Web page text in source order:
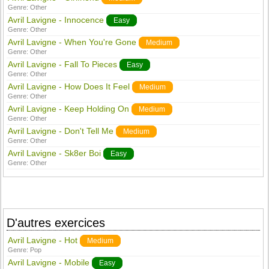
Genre:Other
Avril Lavigne - Innocence Easy
Genre:Other
Avril Lavigne - When You're Gone Medium
Genre:Other
Avril Lavigne - Fall To Pieces Easy
Genre:Other
Avril Lavigne - How Does It Feel Medium
Genre:Other
Avril Lavigne - Keep Holding On Medium
Genre:Other
Avril Lavigne - Don't Tell Me Medium
Genre:Other
Avril Lavigne - Sk8er Boi Easy
Genre:Other
D'autres exercices
Avril Lavigne - Hot Medium
Genre: Pop
Avril Lavigne - Mobile Easy